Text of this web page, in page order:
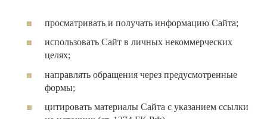
просматривать и получать информацию Сайта;
использовать Сайт в личных некоммерческих
целях;
направлять обращения через предусмотренные
формы;
цитировать материалы Сайта с указанием ссылки